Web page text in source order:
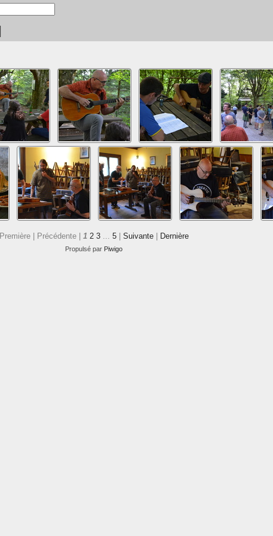
Première | Précédente | 1 2 3... 5 Suivante Dernière
Propulsé par Piwigo